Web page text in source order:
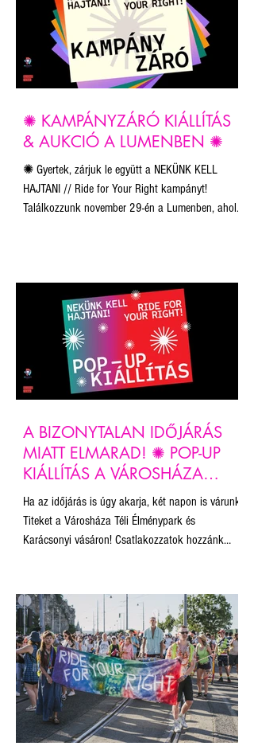
a jogkorlátozásokra és kirekesztő politikára.
✺ KAMPÁNYZÁRÓ KIÁLLÍTÁS
& AUKCIÓ A LUMENBEN ✺
✺ Gyertek, zárjuk le együtt a NEKÜNK KELL
HAJTANI // Ride for Your Right kampányt!
Találkozzunk november 29-én a Lumenben, ahol
A BIZONYTALAN IDŐJÁRÁS
MIATT ELMARAD! ✺ POP-UP
KIÁLLÍTÁS A VÁROSHÁZA
PARKBAN ✺
Ha az időjárás is úgy akarja, két napon is várunk
Titeket a Városháza Téli Élménypark és
Karácsonyi vásáron! Csatlakozzatok hozzánk
pop-up kiállításán! Gyertek forraltborozni, sült
gesztenyézni, korcsolyázni és kiállítást nézni!
Hangolódjunk együtt az ünnepekre!